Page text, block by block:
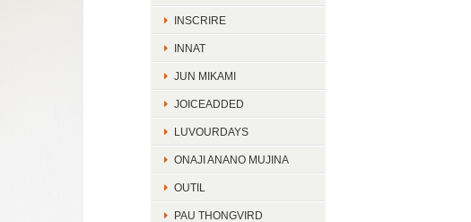
INSCRIRE
INNAT
JUN MIKAMI
JOICEADDED
LUVOURDAYS
ONAJI ANANO MUJINA
OUTIL
PAU THONGVIRD